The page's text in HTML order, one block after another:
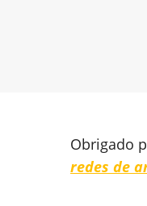
Obrigado
redes de